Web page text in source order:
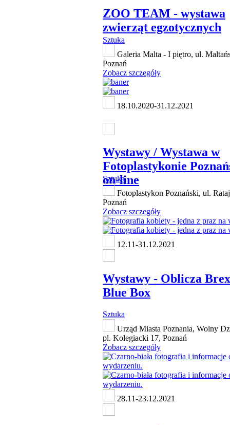
ZOO TEAM - wystawa
zwierząt egzotycznych
Sztuka
Galeria Malta - I piętro, ul.
Poznań
Zobacz szczegóły
18.10.2020-31.12.2021
Wystawy / Wystawa w
Fotoplastykonie
on-line
Sztuka
Fotoplastykon Poznański, ul.
Poznań
Zobacz szczegóły
12.11-31.12.2021
Wystawy - Oblicza
Blue Box
Sztuka
Urząd Miasta Poznania, Wolny
pl. Kolegiacki 17, Poznań
Zobacz szczegóły
28.11-23.12.2021